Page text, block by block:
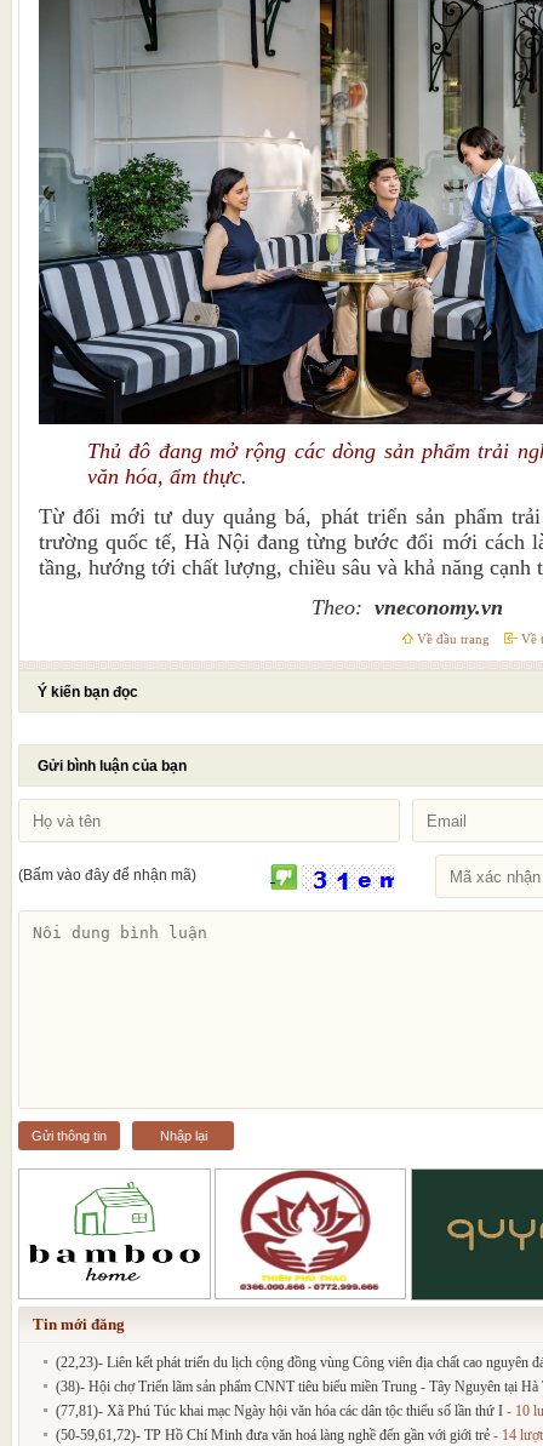
Thủ đô đang mở rộng các dòng sản phẩm trải
văn hóa, ẩm thực.
Từ đổi mới tư duy quảng bá, phát triển sản phẩm
trường quốc tế, Hà Nội đang từng bước đổi mới cách
tầng, hướng tới chất lượng, chiều sâu và khả năng cạnh
Theo: vneconomy.vn
Về đầu trang Về
Ý kiến bạn đọc
Gửi bình luận của bạn
(Bấm vào đây để nhận mã)
Gửi thông tin Nhập lại
Tin mới đăng
(22,23)- Liên kết phát triển du lịch cộng đồng vùng Công viên địa chất cao nguyên
(38)- Hội chợ Triển lãm sản phẩm CNNT tiêu biểu miền Trung - Tây Nguyên tại
(77,81)- Xã Phú Túc khai mạc Ngày hội văn hóa các dân tộc thiểu số lần thứ I - 10
(50-59,61,72)- TP Hồ Chí Minh đưa văn hoá làng nghề đến gần với giới trẻ - 14